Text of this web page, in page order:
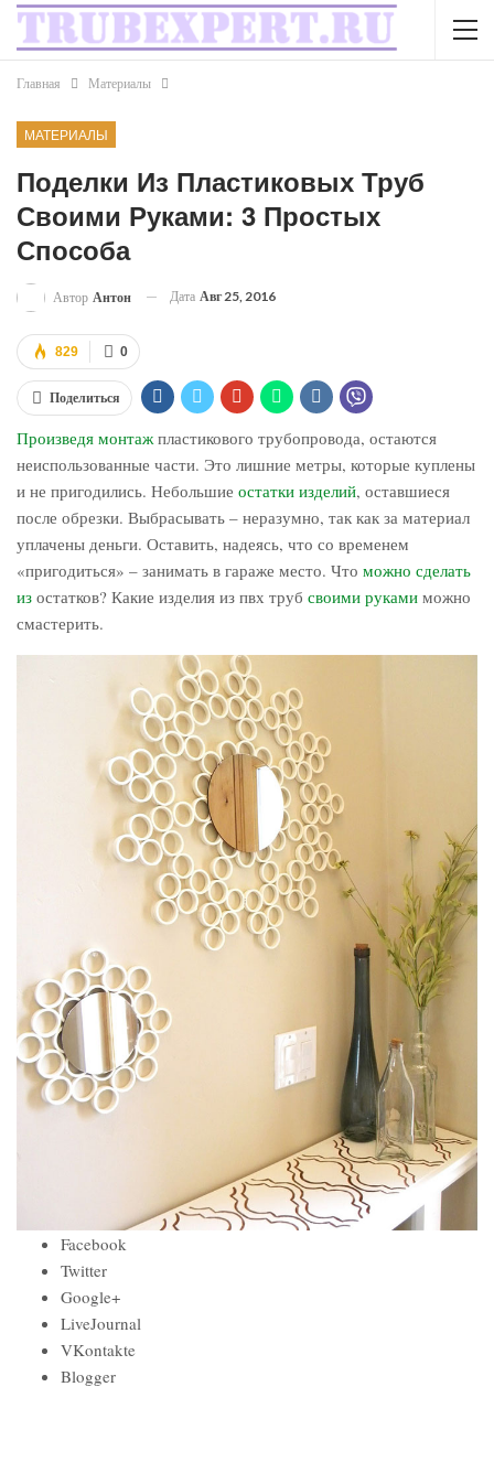
Главная Материалы
МАТЕРИАЛЫ
Поделки Из Пластиковых Труб
Своими Руками: 3 Простых
Способа
Автор Антон Дата Авг 25, 2016
0
829
Поделиться
Произведя монтаж пластикового трубопровода, остаются
неиспользованные части. Это лишние метры, которые куплены
и не пригодились. Небольшие остатки изделий, оставшиеся
после обрезки. Выбрасывать – неразумно, так как за материал
уплачены деньги. Оставить, надеясь, что со временем
«пригодиться» – занимать в гараже место. Что можно сделать
из остатков? Какие изделия из пвх труб своими руками можно
смастерить.
Facebook
Twitter
Google+
LiveJournal
VKontakte
Blogger